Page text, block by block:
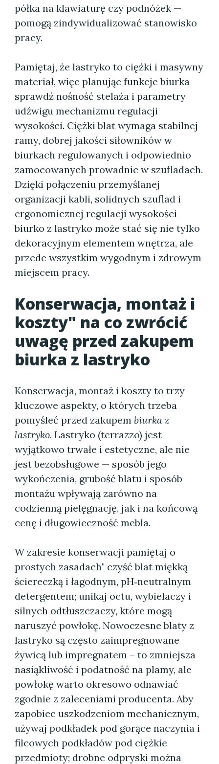
półka na klawiaturę czy podnóżek —
pomogą zindywidualizować stanowisko
pracy.
Pamiętaj, że lastryko to ciężki i masywny
materiał, więc planując funkcje biurka
sprawdź nośność stelaża i parametry
udźwigu mechanizmu regulacji
wysokości. Ciężki blat wymaga stabilnej
ramy, dobrej jakości siłowników w
biurkach regulowanych i odpowiednio
zamocowanych prowadnic w szufladach.
Dzięki połączeniu przemyślanej
organizacji kabli, solidnych szuflad i
ergonomicznej regulacji wysokości
biurko z lastryko może stać się nie tylko
dekoracyjnym elementem wnętrza, ale
przede wszystkim wygodnym i zdrowym
miejscem pracy.
Konserwacja, montaż i
koszty" na co zwrócić
uwagę przed zakupem
biurka z lastryko
Konserwacja, montaż i koszty to trzy
kluczowe aspekty, o których trzeba
pomyśleć przed zakupem biurka z
lastryko. Lastryko (terrazzo) jest
wyjątkowo trwałe i estetyczne, ale nie
jest bezobsługowe — sposób jego
wykończenia, grubość blatu i sposób
montażu wpływają zarówno na
codzienną pielęgnację, jak i na końcową
cenę i długowieczność mebla.
W zakresie konserwacji pamiętaj o
prostych zasadach" czyść blat miękką
ściereczką i łagodnym, pH‑neutralnym
detergentem; unikaj octu, wybielaczy i
silnych odtłuszczaczy, które mogą
naruszyć powłokę. Nowoczesne blaty z
lastryko są często zaimpregnowane
żywicą lub impregnatem – to zmniejsza
nasiąkliwość i podatność na plamy, ale
powłokę warto okresowo odnawiać
zgodnie z zaleceniami producenta. Aby
zapobiec uszkodzeniom mechanicznym,
używaj podkładek pod gorące naczynia i
filcowych podkładów pod ciężkie
przedmioty; drobne odpryski można